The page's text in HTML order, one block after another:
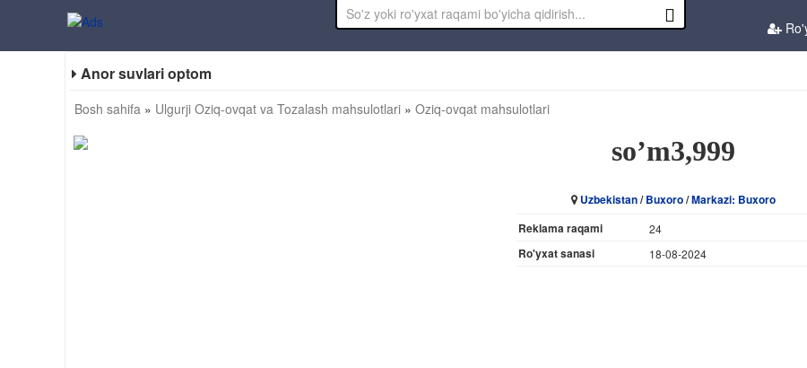
Anor suvlari optom
Bosh sahifa » Ulgurji Oziq-ovqat va Tozalash mahsulotlari » Oziq-ovqat mahsulotlari
so’m3,999
Uzbekistan/Buxoro/Markazi: Buxoro
Reklama raqami
24
Ro'yxat sanasi 18-08-2024